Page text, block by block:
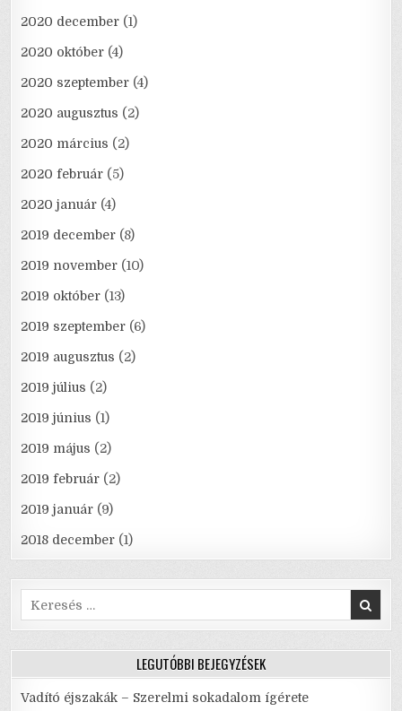
2020 december (1)
2020 október (4)
2020 szeptember (4)
2020 augusztus (2)
2020 március (2)
2020 február (5)
2020 január (4)
2019 december (8)
2019 november (10)
2019 október (13)
2019 szeptember (6)
2019 augusztus (2)
2019 július (2)
2019 június (1)
2019 május (2)
2019 február (2)
2019 január (9)
2018 december (1)
Search
for:
LEGUTÓBBI BEJEGYZÉSEK
Vadító éjszakák – Szerelmi sokadalom ígérete